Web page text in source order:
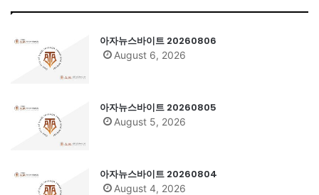
아자뉴스바이트 20260806
August 6, 2026
아자뉴스바이트 20260805
August 5, 2026
아자뉴스바이트 20260804
August 4, 2026